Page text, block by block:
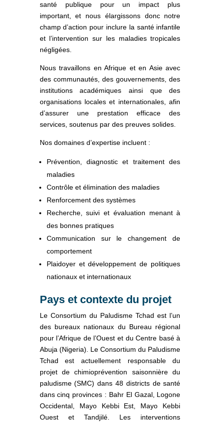
santé publique pour un impact plus
important, et nous élargissons donc notre
champ d’action pour inclure la santé infantile
et l’intervention sur les maladies tropicales
négligées.
Nous travaillons en Afrique et en Asie avec
des communautés, des gouvernements, des
institutions académiques ainsi que des
organisations locales et internationales, afin
d’assurer une prestation efficace des
services, soutenus par des preuves solides.
Nos domaines d’expertise incluent :
Prévention, diagnostic et traitement des
maladies
Contrôle et élimination des maladies
Renforcement des systèmes
Recherche, suivi et évaluation menant à
des bonnes pratiques
Communication sur le changement de
comportement
Plaidoyer et développement de politiques
nationaux et internationaux
Pays et contexte du projet
Le Consortium du Paludisme Tchad est l’un
des bureaux nationaux du Bureau régional
pour l’Afrique de l’Ouest et du Centre basé à
Abuja (Nigeria). Le Consortium du Paludisme
Tchad est actuellement responsable du
projet de chimioprévention saisonnière du
paludisme (SMC) dans 48 districts de santé
dans cinq provinces : Bahr El Gazal, Logone
Occidental, Mayo Kebbi Est, Mayo Kebbi
Ouest et Tandjilé. Les interventions